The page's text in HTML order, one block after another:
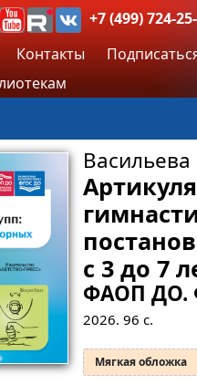
+7 (499) 724-
Контакты
с 3 до 7
ФАОП ДО.
2026. 96 с.
Мягкая обложка